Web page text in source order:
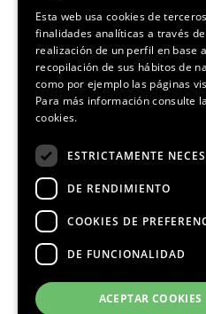
Media
Esta web usa cookies de
finalidades analíticas a través
realización de un perfil en base
recopilación de sus hábitos de
como por ejemplo las páginas
Para más información consulte la
cookies.
ESTRICTAMENTE
DE RENDIMIENTO
COOKIES DE
DE FUNCIONALIDAD
ACEPTAR COOKIES